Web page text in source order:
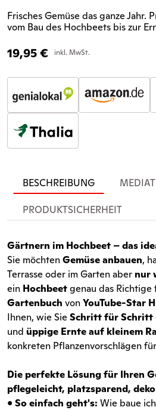
Frisches Gemüse das ganze Jahr.
vom Bau des Hochbeets bis zur
19,95€ inkl. MwSt.
BESCHREIBUNG
PRODUKTSICHERHEIT
Gärtnern im Hochbeet – das
Sie möchtenGemüse anbauen,
Terrasse oder im Garten aber nur
ein Hochbeetgenau das Richtige
Gartenbuch vonYouTube-Star
Ihnen, wie Sie Schritt für Schritt
und üppige Ernte auf kleinem
konkreten Pflanzenvorschlägen
Die perfekte Lösung für Ihren
pflegeleicht, platzsparend,
•So einfach geht's: Wie baue